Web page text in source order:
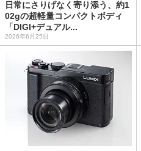
日常にさりげなく寄り添う、約1
02gの超軽量コンパクトボディ
「DIGI+デュアル...
2026年6月25日